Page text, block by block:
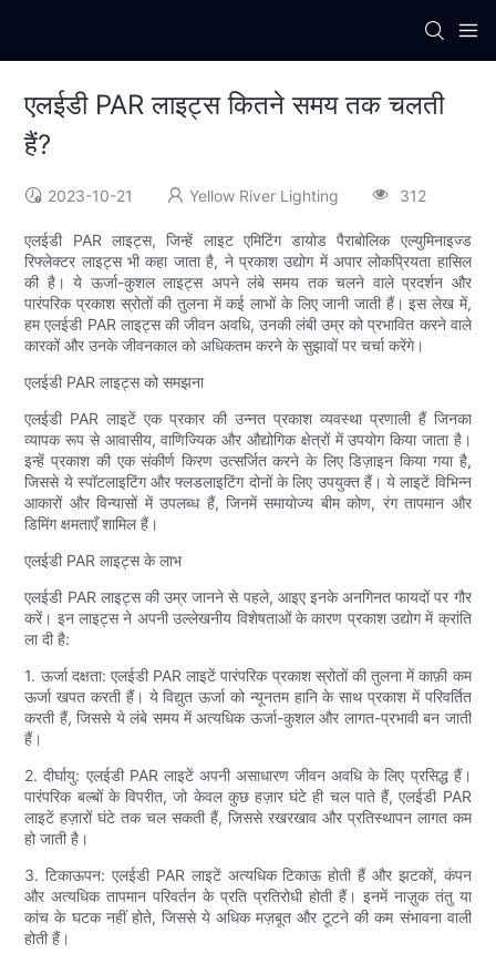
एलईडी PAR लाइट्स कितने समय तक चलती
हैं?
2023-10-21 Yellow River Lighting 312
एलईडी PAR लाइट्स, जिन्हें लाइट एमिटिंग डायोड पैराबोलिक एल्युमिनाइज्ड
रिफ्लेक्टर लाइट्स भी कहा जाता है, ने प्रकाश उद्योग में अपार लोकप्रियता हासिल
की है। ये ऊर्जा-कुशल लाइट्स अपने लंबे समय तक चलने वाले प्रदर्शन और
पारंपरिक प्रकाश स्रोतों की तुलना में कई लाभों के लिए जानी जाती हैं। इस लेख में,
हम एलईडी PAR लाइट्स की जीवन अवधि, उनकी लंबी उम्र को प्रभावित करने वाले
कारकों और उनके जीवनकाल को अधिकतम करने के सुझावों पर चर्चा करेंगे।
एलईडी PAR लाइट्स को समझना
एलईडी PAR लाइटें एक प्रकार की उन्नत प्रकाश व्यवस्था प्रणाली हैं जिनका
व्यापक रूप से आवासीय, वाणिज्यिक और औद्योगिक क्षेत्रों में उपयोग किया जाता है।
इन्हें प्रकाश की एक संकीर्ण किरण उत्सर्जित करने के लिए डिज़ाइन किया गया है,
जिससे ये स्पॉटलाइटिंग और फ्लडलाइटिंग दोनों के लिए उपयुक्त हैं। ये लाइटें विभिन्न
आकारों और विन्यासों में उपलब्ध हैं, जिनमें समायोज्य बीम कोण, रंग तापमान और
डिमिंग क्षमताएँ शामिल हैं।
एलईडी PAR लाइट्स के लाभ
एलईडी PAR लाइट्स की उम्र जानने से पहले, आइए इनके अनगिनत फायदों पर गौर
करें। इन लाइट्स ने अपनी उल्लेखनीय विशेषताओं के कारण प्रकाश उद्योग में क्रांति
ला दी है:
1. ऊर्जा दक्षता: एलईडी PAR लाइटें पारंपरिक प्रकाश स्रोतों की तुलना में काफ़ी कम
ऊर्जा खपत करती हैं। ये विद्युत ऊर्जा को न्यूनतम हानि के साथ प्रकाश में परिवर्तित
करती हैं, जिससे ये लंबे समय में अत्यधिक ऊर्जा-कुशल और लागत-प्रभावी बन जाती
हैं।
2. दीर्घायु: एलईडी PAR लाइटें अपनी असाधारण जीवन अवधि के लिए प्रसिद्ध हैं।
पारंपरिक बल्बों के विपरीत, जो केवल कुछ हज़ार घंटे ही चल पाते हैं, एलईडी PAR
लाइटें हज़ारों घंटे तक चल सकती हैं, जिससे रखरखाव और प्रतिस्थापन लागत कम
हो जाती है।
3. टिकाऊपन: एलईडी PAR लाइटें अत्यधिक टिकाऊ होती हैं और झटकों, कंपन
और अत्यधिक तापमान परिवर्तन के प्रति प्रतिरोधी होती हैं। इनमें नाज़ुक तंतु या
कांच के घटक नहीं होते, जिससे ये अधिक मज़बूत और टूटने की कम संभावना वाली
होती हैं।